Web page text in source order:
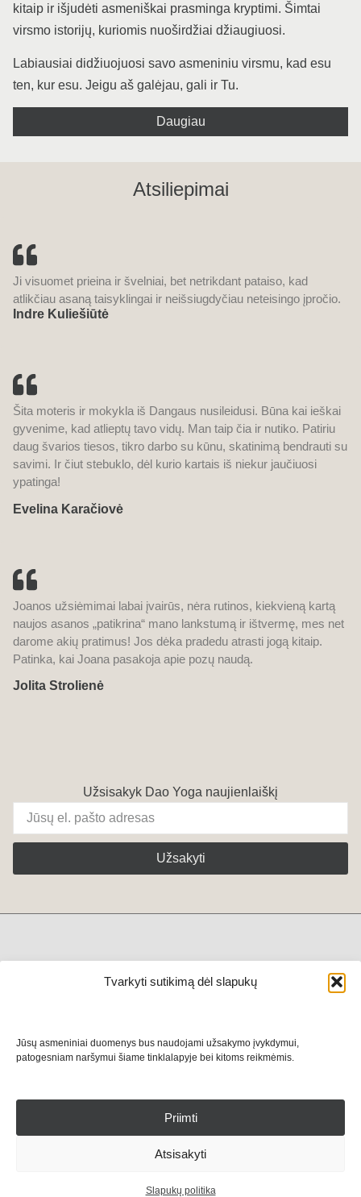
Tvarkyti sutikimą dėl slapukų
Jūsų asmeniniai duomenys bus naudojami užsakymo įvykdymui,
patogesniam naršymui šiame tinklalapyje bei kitoms reikmėmis.
Priimti
Atsisakyti
Slapukų politika
kitaip ir išjudėti asmeniškai prasminga kryptimi. Šimtai
virsmo istorijų, kuriomis nuoširdžiai džiaugiuosi.
Labiausiai didžiuojuosi savo asmeniniu virsmu, kad esu
ten, kur esu. Jeigu aš galėjau, gali ir Tu.
Daugiau
Atsiliepimai
Ji visuomet prieina ir švelniai, bet netrikdant pataiso, kad
atlikčiau asaną taisyklingai ir neišsiugdyčiau neteisingo įpročio.
Indre Kuliešiūtė
Šita moteris ir mokykla iš Dangaus nusileidusi. Būna kai ieškai
gyvenime, kad atlieptų tavo vidų. Man taip čia ir nutiko. Patiriu
daug švarios tiesos, tikro darbo su kūnu, skatinimą bendrauti su
savimi. Ir čiut stebuklo, dėl kurio kartais iš niekur jaučiuosi
ypatinga!
Evelina Karačiovė
Joanos užsiėmimai labai įvairūs, nėra rutinos, kiekvieną kartą
naujos asanos „patikrina“ mano lankstumą ir ištvermę, mes net
darome akių pratimus! Jos dėka pradedu atrasti jogą kitaip.
Patinka, kai Joana pasakoja apie pozų naudą.
Jolita Strolienė
Užsisakyk Dao Yoga naujienlaiškį
Užsakyti
+370 611 79444
Privatumo politika
Kontaktai
daoyoga.lt 2025